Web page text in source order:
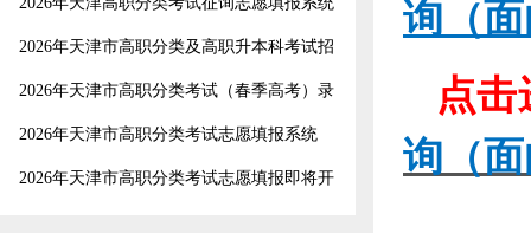
2026年天津市高职分类及高职升本科考试招
生录取工作结束，4月25日起考生可以查询
2026年天津市高职分类考试（春季高考）录
取结果查询
2026年天津市高职分类考试志愿填报系统
2026年天津市高职分类考试志愿填报即将开
询（
点击
询（